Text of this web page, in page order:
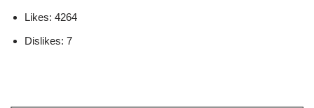
Likes: 4264
Dislikes: 7